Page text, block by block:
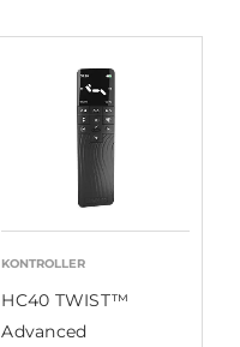
KONTROLLER
HC40 TWIST™
Advanced